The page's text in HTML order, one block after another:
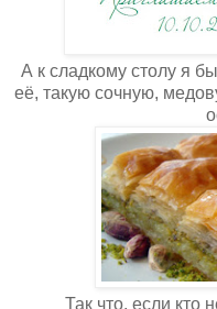
А к сладкому столу я
её, такую сочную,
Так что, если кто